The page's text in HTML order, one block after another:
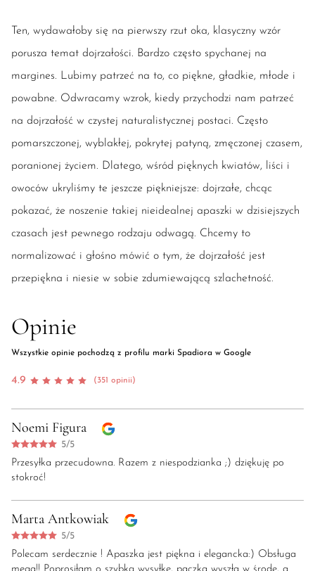
Ten, wydawałoby się na pierwszy rzut oka, klasyczny wzór
porusza temat dojrzałości. Bardzo często spychanej na
margines. Lubimy patrzeć na to, co piękne, gładkie, młode i
powabne. Odwracamy wzrok, kiedy przychodzi nam patrzeć
na dojrzałość w czystej naturalistycznej postaci. Często
pomarszczonej, wyblakłej, pokrytej patyną, zmęczonej czasem,
poranionej życiem. Dlatego, wśród pięknych kwiatów, liści i
owoców ukryliśmy te jeszcze piękniejsze: dojrzałe, chcąc
pokazać, że noszenie takiej nieidealnej apaszki w dzisiejszych
czasach jest pewnego rodzaju odwagą. Chcemy to
normalizować i głośno mówić o tym, że dojrzałość jest
przepiękna i niesie w sobie zdumiewającą szlachetność.
Opinie
Wszystkie opinie pochodzą z profilu marki Spadiora w Google
4.9 (351 opinii)
Noemi Figura
5/5
Przesyłka przecudowna. Razem z niespodzianka ;) dziękuję po
stokroć!
Marta Antkowiak
5/5
Polecam serdecznie ! Apaszka jest piękna i elegancka:) Obsługa